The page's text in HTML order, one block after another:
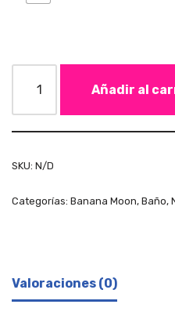
Añadir al
SKU: N/D
Categorías: Banana Moon, Baño,
Valoraciones (0)